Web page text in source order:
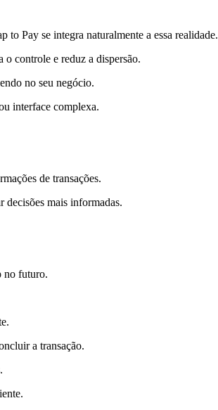
Pay se integra naturalmente a essa realidade.
controle e reduz a dispersão.
no seu negócio.
interface complexa.
de transações.
decisões mais informadas.
no futuro.
a transação.